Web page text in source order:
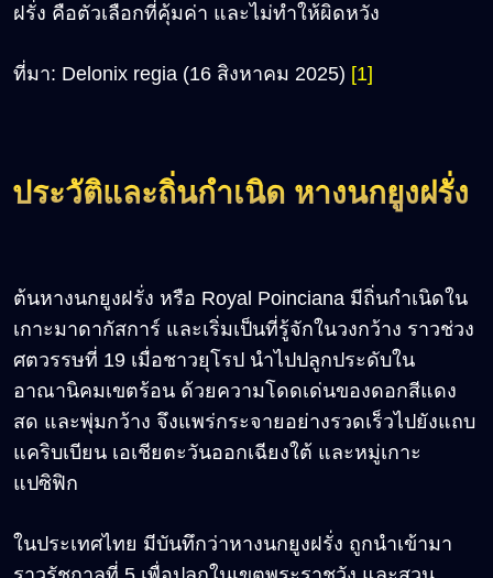
ฝรั่ง คือตัวเลือกที่คุ้มค่า และไม่ทำให้ผิดหวัง
ที่มา: Delonix regia (16 สิงหาคม 2025) [1]
ประวัติและถิ่นกำเนิด หางนกยูงฝรั่ง
ต้นหางนกยูงฝรั่ง หรือ Royal Poinciana มีถิ่นกำเนิดใน
เกาะมาดากัสการ์ และเริ่มเป็นที่รู้จักในวงกว้าง ราวช่วง
ศตวรรษที่ 19 เมื่อชาวยุโรป นำไปปลูกประดับใน
อาณานิคมเขตร้อน ด้วยความโดดเด่นของดอกสีแดง
สด และพุ่มกว้าง จึงแพร่กระจายอย่างรวดเร็วไปยังแถบ
แคริบเบียน เอเชียตะวันออกเฉียงใต้ และหมู่เกาะ
แปซิฟิก
ในประเทศไทย มีบันทึกว่าหางนกยูงฝรั่ง ถูกนำเข้ามา